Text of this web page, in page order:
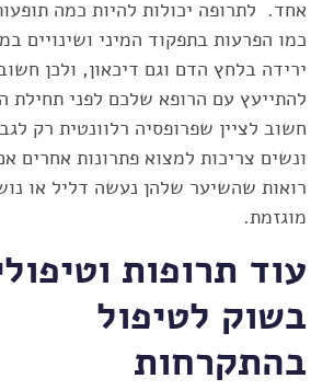
אחד. לתרופה יכולות להיות כמה
כמו הפרעות בתפקוד המיני ושינויים
ירידה בלחץ הדם וגם דיכאון, ולכן
להתייעץ עם הרופא שלכם לפני תחילת
חשוב לציין שפרופסיה רלוונטית רק
ונשים צריכות למצוא פתרונות אחרים
רואות שהשיער שלהן נעשה דליל או
מוגזמת.
עוד תרופות
בשוק לטיפול
בהתקרחות